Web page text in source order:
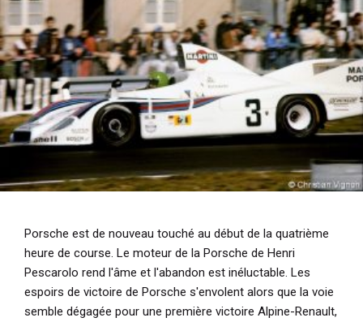
Porsche est de nouveau touché au début de la quatrième
heure de course. Le moteur de la Porsche de Henri
Pescarolo rend l'âme et l'abandon est inéluctable. Les
espoirs de victoire de Porsche s'envolent alors que la voie
semble dégagée pour une première victoire Alpine-Renault,